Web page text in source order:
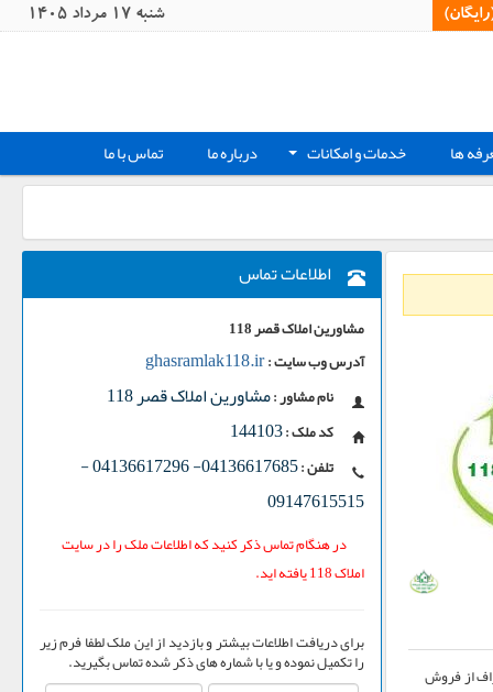
شنبه 17 مرداد 1405
ها + خدمات و امکانات درباره ما تماس با ما
از فروش
اطلاعات تماس
مشاورین املاک قصر 118
آدرس وب سایت :ghasramlak118.ir
نام مشاور :مشاورین املاک قصر 118
کد ملک :144103
تلفن :04136617685- 04136617296
-
09147615515
در هنگام تماس ذکر کنید که اطلاعات ملک را در سایت
املاک 118 یافته اید.
برای دریافت اطلاعات بیشتر و بازدید از این ملک لطفا فرم زیر
را تکمیل نموده و یا با شماره های ذکر شده تماس بگیرید.